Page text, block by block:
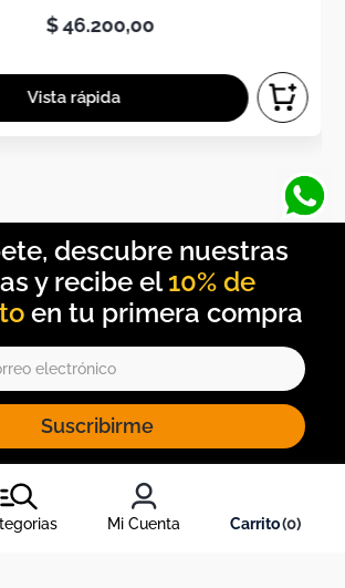
Mi Cuenta 0
$46.200,00
10% de
Suscribirme
aceptas nuestros
política de tratamiento de información